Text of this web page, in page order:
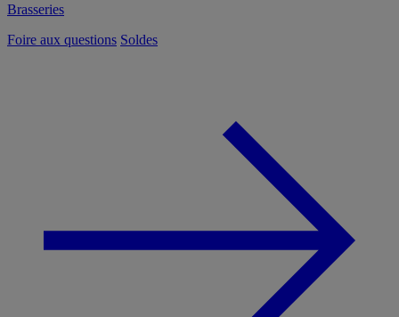
Brasseries
Foire aux questions Soldes